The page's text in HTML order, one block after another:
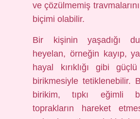
ve çözülmemiş
biçimi olabilir.
Bir kişinin yaşadığı
heyelan, örneğin kayıp,
hayal kırıklığı gibi
birikmesiyle tetiklenebilir.
birikim, tıpkı eğimli
toprakların hareket